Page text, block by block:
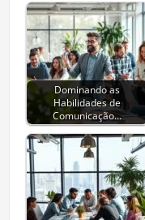
Dominando as
Habilidades de
Comunicação…